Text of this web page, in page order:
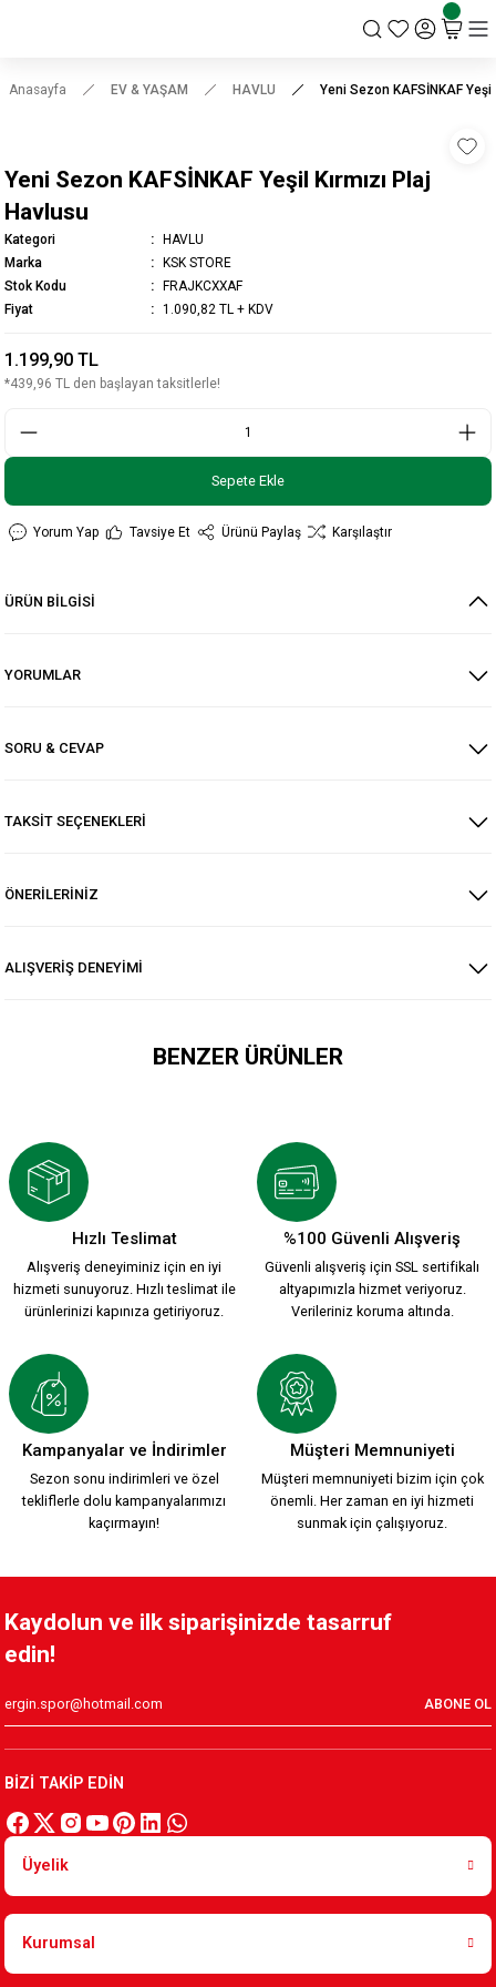
Anasayfa EV & YAŞAM HAVLU Yeni Sezon KAFSİNKAF
Yeni Sezon KAFSİNKAF Yeşil Kırmızı Plaj
Havlusu
Kategori
HAVLU
Marka
KSK STORE
Stok Kodu
FRAJKCXXAF
Fiyat
1.090,82 TL + KDV
1.199,90 TL
*439,96 TL den başlayan taksitlerle!
Sepete Ekle
Yorum Yap Tavsiye Et Ürünü Paylaş Karşılaştır
ÜRÜN BİLGİSİ
YORUMLAR
SORU & CEVAP
TAKSİT SEÇENEKLERİ
ÖNERİLERİNİZ
ALIŞVERİŞ DENEYİMİ
BENZER ÜRÜNLER
1.199,90 TL
KARŞIYAKA BEYAZ EL VE YÜZ HAVLUSU
499,90 TL
KARŞIYAKA KIRMIZI EL VE YÜZ HAVLUSU
499,90 TL
PLAJ HAVLUSU 1 PLAJ HAVLUSU 3
Hızlı Teslimat
Alışveriş deneyiminiz için en iyi
hizmeti sunuyoruz. Hızlı teslimat ile
ürünlerinizi kapınıza getiriyoruz.
%100 Güvenli Alışveriş
Güvenli alışveriş için SSL sertifikalı
altyapımızla hizmet veriyoruz.
Verileriniz koruma altında.
Kampanyalar ve İndirimler
Sezon sonu indirimleri ve özel
tekliflerle dolu kampanyalarımızı
kaçırmayın!
Müşteri Memnuniyeti
Müşteri memnuniyeti bizim için çok
önemli. Her zaman en iyi hizmeti
sunmak için çalışıyoruz.
Kaydolun ve ilk siparişinizde tasarruf
edin!
ABONE OL
BİZİ TAKİP EDİN
Üyelik
Kurumsal